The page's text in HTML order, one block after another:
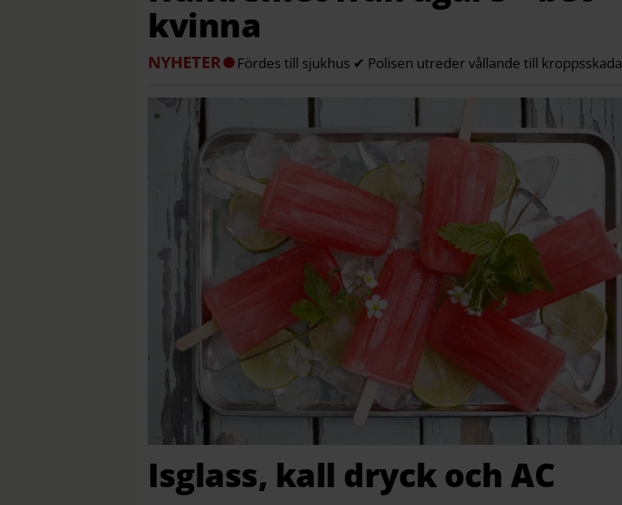
kvinna
NYHETER Fördes till sjukhus ✔ Polisen utreder vållande till kroppsskada
Isglass, kall dryck och AC